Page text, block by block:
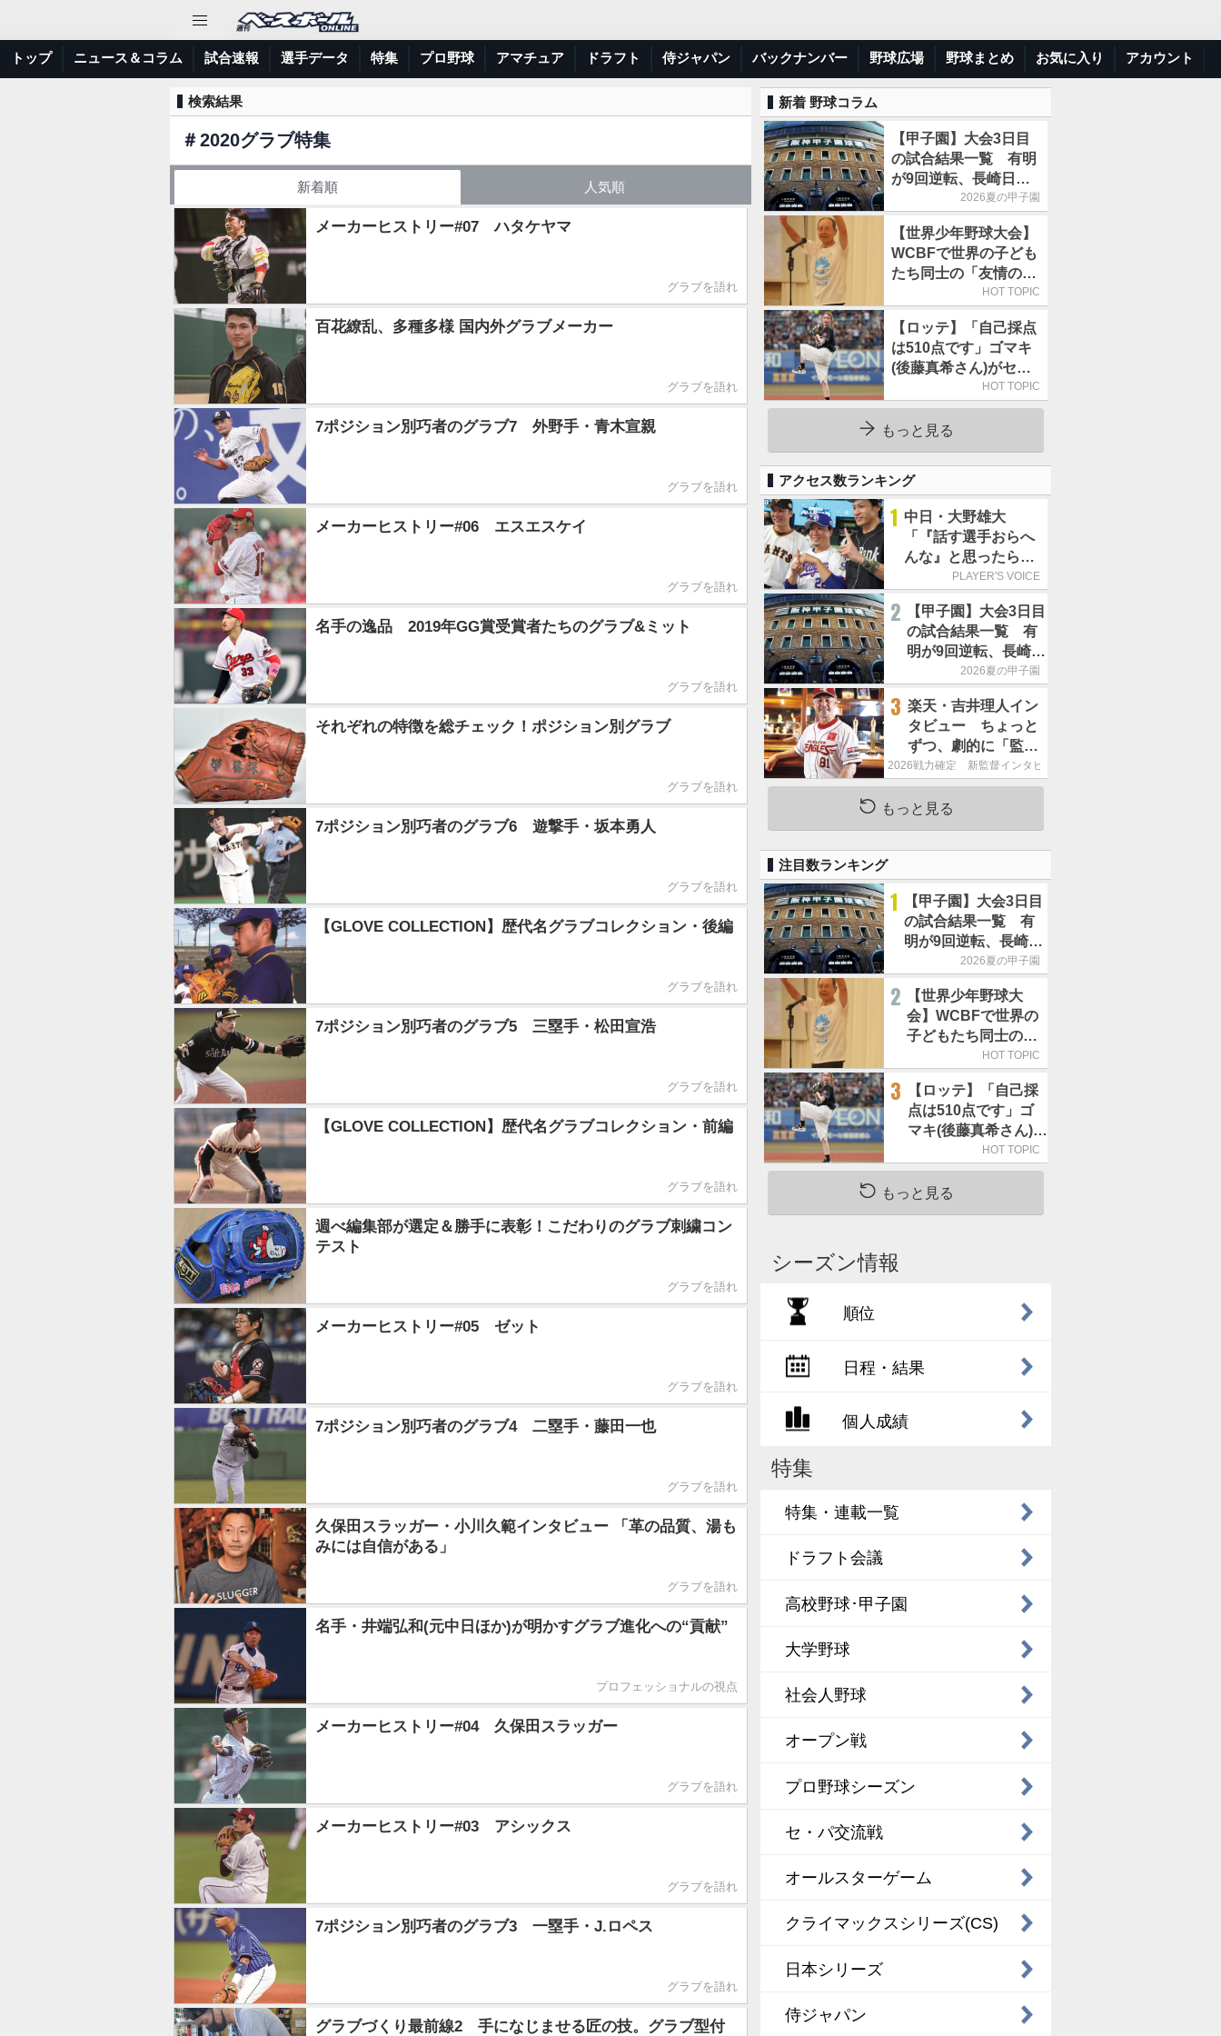
トップ ニュース＆コラム 試合速報 選手データ 特集 プロ野球 アマチュア ドラフト 侍ジャパン バックナンバー 野球広場 野球まとめ お気に入り アカウント
検索結果
＃2020グラブ特集
新着順 人気順
メーカーヒストリー#07 ハタケヤマ
グラブを語れ
百花繚乱、多種多様 国内外グラブメーカー
グラブを語れ
7ポジション別巧者のグラブ7 外野手・青木宣親
グラブを語れ
メーカーヒストリー#06 エスエスケイ
グラブを語れ
名手の逸品 2019年GG賞受賞者たちのグラブ&ミット
グラブを語れ
それぞれの特徴を総チェック！ポジション別グラブ
グラブを語れ
7ポジション別巧者のグラブ6 遊撃手・坂本勇人
グラブを語れ
【GLOVE COLLECTION】歴代名グラブコレクション・後編
グラブを語れ
7ポジション別巧者のグラブ5 三塁手・松田宣浩
グラブを語れ
【GLOVE COLLECTION】歴代名グラブコレクション・前編
グラブを語れ
週べ編集部が選定＆勝手に表彰！こだわりのグラブ刺繍コン
テスト
グラブを語れ
メーカーヒストリー#05 ゼット
グラブを語れ
7ポジション別巧者のグラブ4 二塁手・藤田一也
グラブを語れ
久保田スラッガー・小川久範インタビュー 「革の品質、湯も
みには自信がある」
グラブを語れ
名手・井端弘和(元中日ほか)が明かすグラブ進化への“貢献”
プロフェッショナルの視点
メーカーヒストリー#04 久保田スラッガー
グラブを語れ
メーカーヒストリー#03 アシックス
グラブを語れ
7ポジション別巧者のグラブ3 一塁手・J.ロペス
グラブを語れ
グラブづくり最前線2 手になじませる匠の技。グラブ型付
新着 野球コラム
【甲子園】大会3日目
の試合結果一覧 有明
が9回逆転、長崎日大
は15得点で大勝2026夏の甲子園
【世界少年野球大会】
WCBFで世界の子ども
たち同士の「友情の
輪」が広がる理由HOT TOPIC
【ロッテ】「自己採点
は510点です」ゴマキ
(後藤真希さん)がセレ
モニアルピッチHOT TOPIC
もっと見る
アクセス数ランキング
1 中日・大野雄大
「『話す選手おらへ
んな』と思ったら坂
本勇人が来た！」／
PLAYER'S VOICE
2
【甲子園】大会3日目
の試合結果一覧 有
明が9回逆転、長崎日
大は15得点で大勝
2026夏の甲子園
3 楽天・吉井理人イン
タビュー ちょっと
ずつ、劇的に「監督
が代わると何もかも
が変わるというの
は、チームにとって
2026戦力確定 新監督インタビュー
もっと見る
注目数ランキング
1
【甲子園】大会3日目
の試合結果一覧 有
明が9回逆転、長崎日
大は15得点で大勝
2026夏の甲子園
2
【世界少年野球大
会】WCBFで世界の
子どもたち同士の
「友情の輪」が広が
HOT TOPIC
3
【ロッテ】「自己採
点は510点です」ゴ
マキ(後藤真希さん)が
セレモニアルピッチ
HOT TOPIC
もっと見る
シーズン情報
順位
日程・結果
個人成績
特集
特集・連載一覧
ドラフト会議
高校野球･甲子園
大学野球
社会人野球
オープン戦
プロ野球シーズン
セ・パ交流戦
オールスターゲーム
クライマックスシリーズ(CS)
日本シリーズ
侍ジャパン